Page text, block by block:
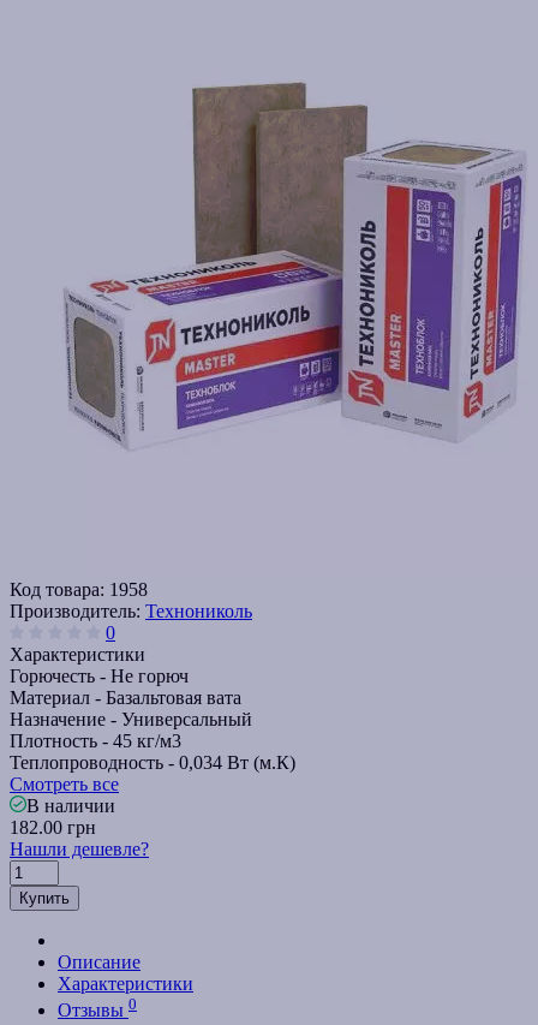
Код товара: 1958
Производитель: Технониколь
0
Характеристики
Горючесть - Не горюч
Материал - Базальтовая вата
Назначение - Универсальный
Плотность - 45 кг/м3
Теплопроводность - 0,034 Вт (м.К)
Смотреть все
В наличии
182.00 грн
Нашли дешевле?
Купить
Описание
Характеристики
Отзывы 0